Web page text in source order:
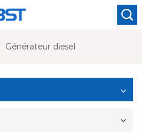
Générateur diesel